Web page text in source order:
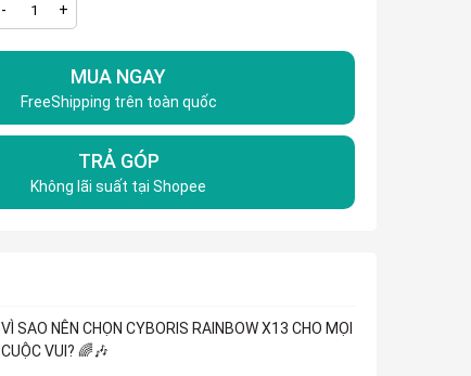
- +
MUA NGAY
FreeShipping trên toàn quốc
TRẢ GÓP
Không lãi suất tại Shopee
VÌ SAO NÊN CHỌN CYBORIS RAINBOW X13 CHO MỌI
CUỘC VUI? 🌈🎶